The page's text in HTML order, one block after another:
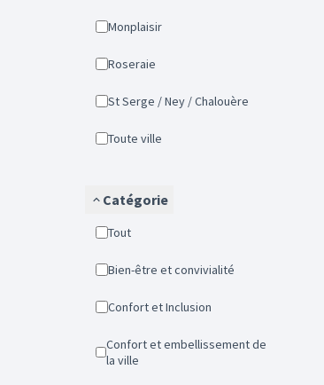
Monplaisir
Roseraie
St Serge / Ney / Chalouère
Toute ville
Catégorie
Tout
Bien-être et convivialité
Confort et Inclusion
Confort et embellissement de
la ville